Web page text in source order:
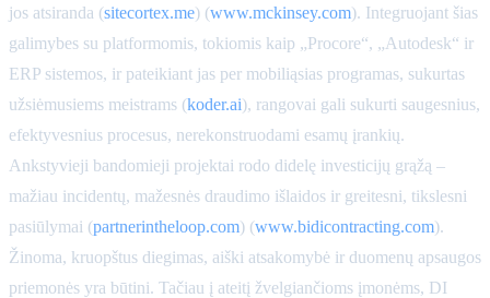
jos atsiranda (sitecortex.me) (www.mckinsey.com). Integruojant šias
galimybes su platformomis, tokiomis kaip „Procore“, „Autodesk“ ir
ERP sistemos, ir pateikiant jas per mobiliąsias programas, sukurtas
užsiėmusiems meistrams (koder.ai), rangovai gali sukurti saugesnius,
efektyvesnius procesus, nerekonstruodami esamų įrankių.
Ankstyvieji bandomieji projektai rodo didelę investicijų grąžą –
mažiau incidentų, mažesnės draudimo išlaidos ir greitesni, tikslesni
pasiūlymai (partnerintheloop.com) (www.bidicontracting.com).
Žinoma, kruopštus diegimas, aiški atsakomybė ir duomenų apsaugos
priemonės yra būtini. Tačiau į ateitį žvelgiančioms įmonėms, DI